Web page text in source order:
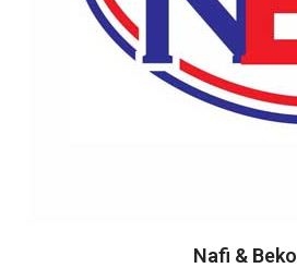
Nafi & Beko